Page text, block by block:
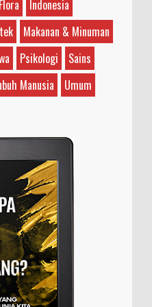
Vai, sebenarnya siapa
Teman saya bilan...
Flora
Indonesia
Makanan & Minuman
Psikologi
Sains
Manusia Umum